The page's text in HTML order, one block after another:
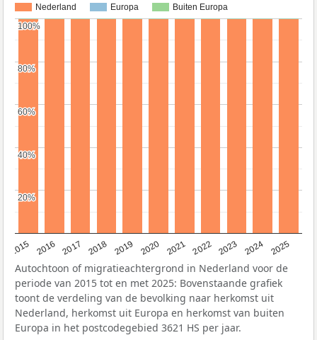
Nederland Europa Buiten Europa
2015 2016 2017 2018 2019 2020 2021 2022 2023 2024 2025
20%
20%
40%
40%
60%
60%
80%
80%
100%
100%
Autochtoon of migratieachtergrond in Nederland voor de
periode van 2015 tot en met 2025: Bovenstaande grafiek
toont de verdeling van de bevolking naar herkomst uit
Nederland, herkomst uit Europa en herkomst van buiten
Europa in het postcodegebied 3621 HS per jaar.